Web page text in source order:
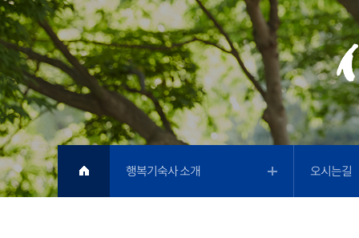
행복기숙사 소개 오시는길